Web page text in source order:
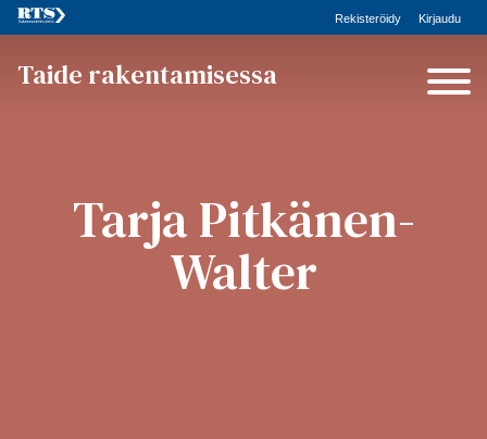
Rekisteröidy Kirjaudu
Taide rakentamisessa
Tarja Pitkänen-
Walter